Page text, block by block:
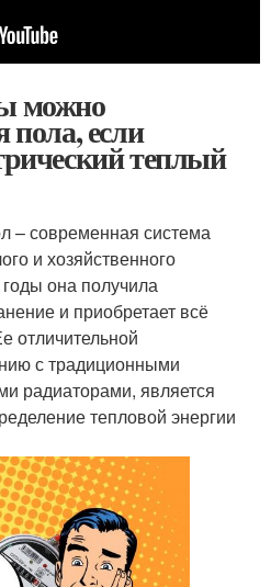
можно
пола, если
теплый
– современная система
и хозяйственного
она получила
и приобретает всё
отличительной
с традиционными
радиаторами, является
тепловой энергии